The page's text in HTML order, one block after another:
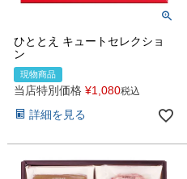
ひととえ キュートセレクショ
ン
現物商品
当店特別価格 ¥1,080税込
詳細を見る